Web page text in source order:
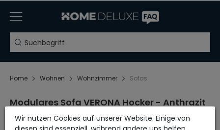
Home Wohnen Wohnzimmer Sofas
Modulares Sofa VERONA Hocker - Anthrazit
Wir nutzen Cookies auf unserer Website. Einige von